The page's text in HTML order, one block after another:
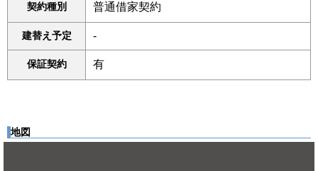
契約種別 普通借家契約
建替え予定 -
保証契約 有
地図